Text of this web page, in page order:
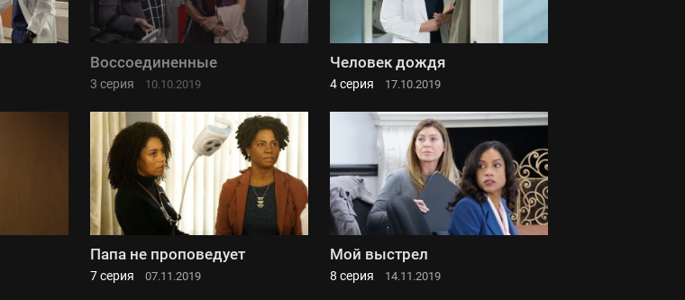
Воссоединенные
3 серия 10.10.2019
Человек дождя
4 серия 17.10.2019
Папа не проповедует
7 серия 07.11.2019
Мой выстрел
8 серия 14.11.2019